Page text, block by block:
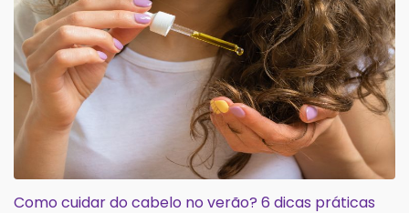
Como cuidar do cabelo no verão? 6 dicas práticas